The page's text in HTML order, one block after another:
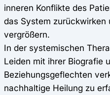
inneren Konflikte des
das System zurückwirken
vergrößern.
In der systemischen
Leiden mit ihrer Biografie
Beziehungsgeflechten
nachhaltige Heilung zu